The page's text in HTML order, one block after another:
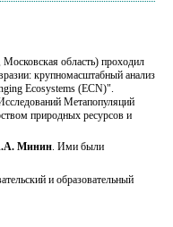
область) проходил
крупномасштабный анализ
Ecosystems (ECN)".
Метапопуляций
природных ресурсов и
Минин. Ими были
и образовательный